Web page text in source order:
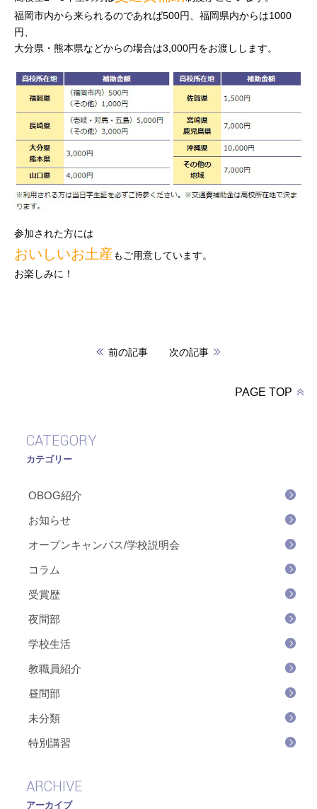
福岡市内から来られるのであれば500円、福岡県内からは1000
円、
大分県・熊本県などからの場合は3,000円をお渡しします。
参加された方には
おいしいお土産もご用意しています。
お楽しみに！
前の記事 次の記事
PAGE TOP
CATEGORY
カテゴリー
OBOG紹介
お知らせ
オープンキャンパス/学校説明会
コラム
受賞歴
夜間部
学校生活
教職員紹介
昼間部
未分類
特別講習
ARCHIVE
アーカイブ